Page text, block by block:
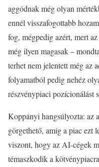
aggódnak még olyan
ennél visszafogottabb
fog, mégpedig azért, mert
még ilyen magasak –
terhet nem jelentett még az
folyamatból pedig nehéz
részvénypiaci pozícionálást
Koppányi hangsúlyozta: az
görgethető, amíg a piac ezt
viszont, hogy az AI-cégek
témaszkodik a